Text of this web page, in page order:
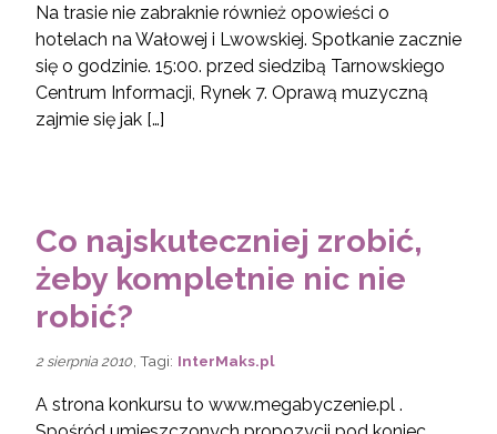
Na trasie nie zabraknie również opowieści o
hotelach na Wałowej i Lwowskiej. Spotkanie zacznie
się o godzinie. 15:00. przed siedzibą Tarnowskiego
Centrum Informacji, Rynek 7. Oprawą muzyczną
zajmie się jak […]
Co najskuteczniej zrobić,
żeby kompletnie nic nie
robić?
2 sierpnia 2010 , Tagi: InterMaks.pl
A strona konkursu to www.megabyczenie.pl .